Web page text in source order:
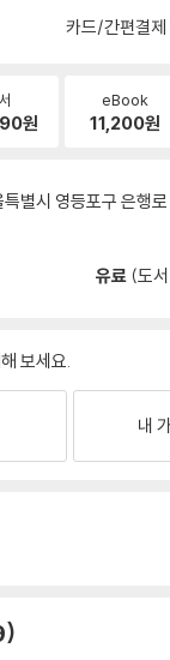
카드/간편결제
원
eBook
11,200원
특별시 영등포구 은행
유료 (도
보세요.
내